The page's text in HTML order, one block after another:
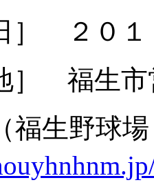
］ ２０
］ 福生
福生野球